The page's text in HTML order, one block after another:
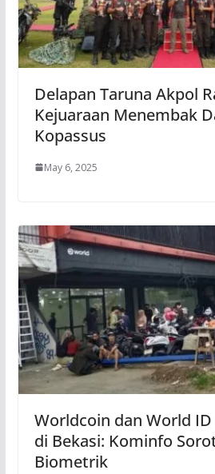
Delapan Taruna Akpol
Kejuaraan Menembak
Kopassus
May 6, 2025
Worldcoin dan World
di Bekasi: Kominfo
Biometrik